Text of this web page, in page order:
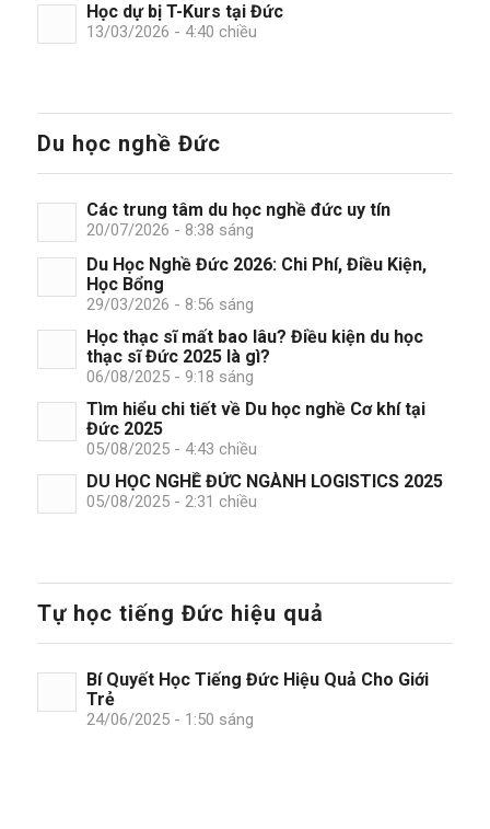
Học dự bị T-Kurs tại Đức
13/03/2026 - 4:40 chiều
Du học nghề Đức
Các trung tâm du học nghề đức uy tín
20/07/2026 - 8:38 sáng
Du Học Nghề Đức 2026: Chi Phí, Điều Kiện,
Học Bổng
29/03/2026 - 8:56 sáng
Học thạc sĩ mất bao lâu? Điều kiện du học
thạc sĩ Đức 2025 là gì?
06/08/2025 - 9:18 sáng
Tìm hiểu chi tiết về Du học nghề Cơ khí tại
Đức 2025
05/08/2025 - 4:43 chiều
DU HỌC NGHỀ ĐỨC NGÀNH LOGISTICS 2025
05/08/2025 - 2:31 chiều
Tự học tiếng Đức hiệu quả
Bí Quyết Học Tiếng Đức Hiệu Quả Cho Giới
Trẻ
24/06/2025 - 1:50 sáng